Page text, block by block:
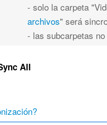
- solo la carpeta
archivos" será
- las subcarpetas
All